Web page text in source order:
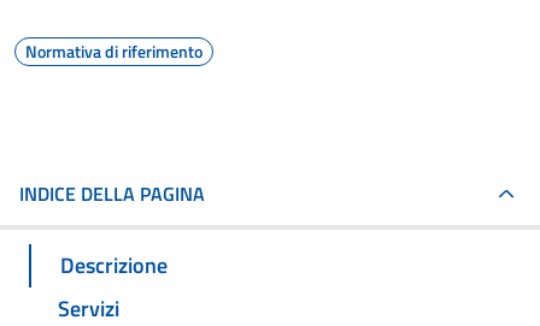
Normativa di riferimento
INDICE DELLA PAGINA
Descrizione
Servizi